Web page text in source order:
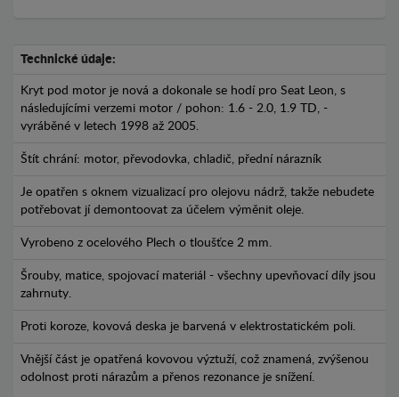
Technické údaje:
Kryt pod motor je nová a dokonale se hodí pro Seat Leon, s
následujícími verzemi motor / pohon: 1.6 - 2.0, 1.9 TD, -
vyráběné v letech 1998 až 2005.
Štít chrání: motor, převodovka, chladič, přední nárazník
Je opatřen s oknem vizualizací pro olejovu nádrž, takže nebudete
potřebovat jí demontoovat za účelem výměnit oleje.
Vyrobeno z ocelového Plech o tloušťce 2 mm.
Šrouby, matice, spojovací materiál - všechny upevňovací díly jsou
zahrnuty.
Proti koroze, kovová deska je barvená v elektrostatickém poli.
Vnější část je opatřená kovovou výztuží, což znamená, zvýšenou
odolnost proti nárazům a přenos rezonance je snížení.